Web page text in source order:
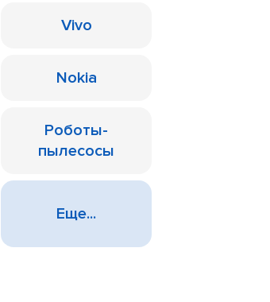
Vivo
Nokia
Роботы-
пылесосы
Еще...